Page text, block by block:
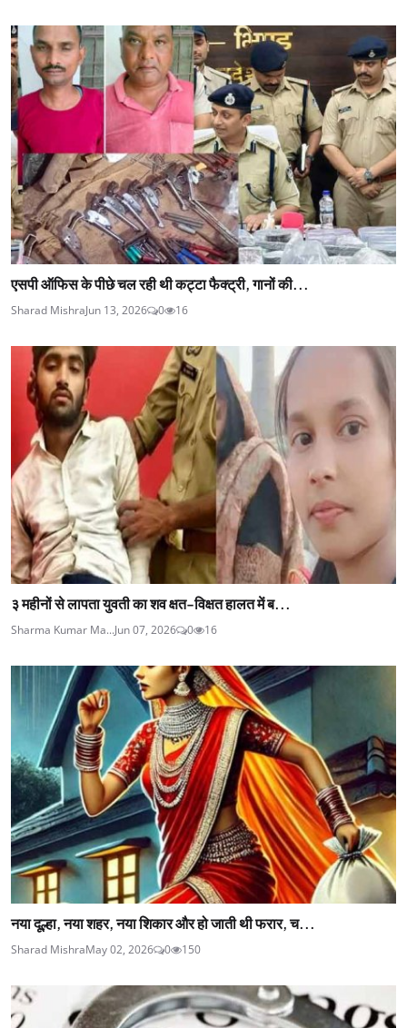
एसपी ऑफिस के पीछे चल रही थी कट्टा फैक्ट्री, गानों की...
Sharad MishraJun 13, 2026 0 16
३ महीनों से लापता युवती का शव क्षत-विक्षत हालत में ब...
Sharma Kumar Ma...Jun 07, 2026 0 16
नया दूल्हा, नया शहर, नया शिकार और हो जाती थी फरार, च...
Sharad MishraMay 02, 2026 0 150